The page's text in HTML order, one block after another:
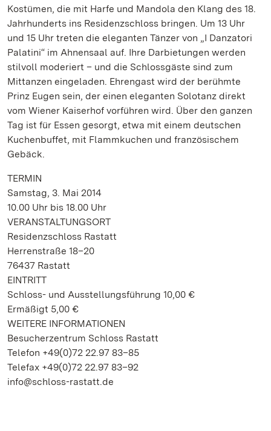
Kostümen, die mit Harfe und Mandola den Klang des 18.
Jahrhunderts ins Residenzschloss bringen. Um 13 Uhr
und 15 Uhr treten die eleganten Tänzer von „I Danzatori
Palatini“ im Ahnensaal auf. Ihre Darbietungen werden
stilvoll moderiert – und die Schlossgäste sind zum
Mittanzen eingeladen. Ehrengast wird der berühmte
Prinz Eugen sein, der einen eleganten Solotanz direkt
vom Wiener Kaiserhof vorführen wird. Über den ganzen
Tag ist für Essen gesorgt, etwa mit einem deutschen
Kuchenbuffet, mit Flammkuchen und französischem
Gebäck.
TERMIN
Samstag, 3. Mai 2014
10.00 Uhr bis 18.00 Uhr
VERANSTALTUNGSORT
Residenzschloss Rastatt
Herrenstraße 18–20
76437 Rastatt
EINTRITT
Schloss- und Ausstellungsführung 10,00 €
Ermäßigt 5,00 €
WEITERE INFORMATIONEN
Besucherzentrum Schloss Rastatt
Telefon +49(0)72 22.97 83–85
Telefax +49(0)72 22.97 83–92
info@schloss-rastatt.de